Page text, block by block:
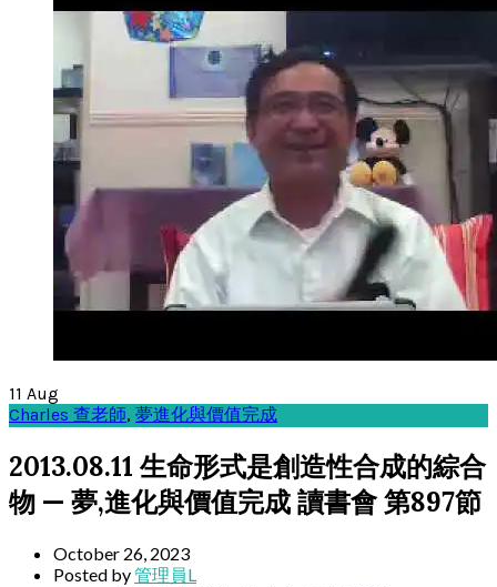
11 Aug
Charles 查老師, 夢進化與價值完成
2013.08.11 生命形式是創造性合成的綜合
物 — 夢,進化與價值完成 讀書會 第897節
October 26, 2023
Posted by管理員L